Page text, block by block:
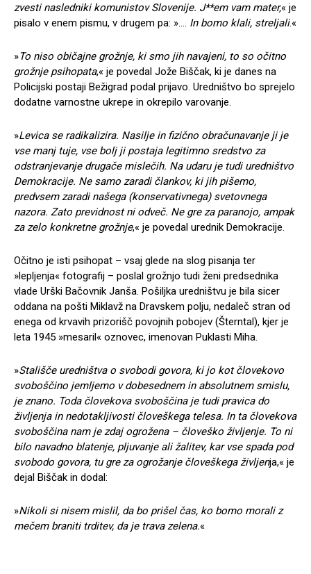
zvesti nasledniki komunistov Slovenije. J**em vam mater,« je
pisalo v enem pismu, v drugem pa: »…. In bomo klali, streljali.«
»To niso običajne grožnje, ki smo jih navajeni, to so očitno
grožnje psihopata,« je povedal Jože Biščak, ki je danes na
Policijski postaji Bežigrad podal prijavo. Uredništvo bo sprejelo
dodatne varnostne ukrepe in okrepilo varovanje.
»Levica se radikalizira. Nasilje in fizično obračunavanje ji je
vse manj tuje, vse bolj ji postaja legitimno sredstvo za
odstranjevanje drugače mislečih. Na udaru je tudi uredništvo
Demokracije. Ne samo zaradi člankov, ki jih pišemo,
predvsem zaradi našega (konservativnega) svetovnega
nazora. Zato previdnost ni odveč. Ne gre za paranojo, ampak
za zelo konkretne grožnje,« je povedal urednik Demokracije.
Očitno je isti psihopat – vsaj glede na slog pisanja ter
»lepljenja« fotografij – poslal grožnjo tudi ženi predsednika
vlade Urški Bačovnik Janša. Pošiljka uredništvu je bila sicer
oddana na pošti Miklavž na Dravskem polju, nedaleč stran od
enega od krvavih prizorišč povojnih pobojev (Šterntal), kjer je
leta 1945 »mesaril« oznovec, imenovan Puklasti Miha.
»Stališče uredništva o svobodi govora, ki jo kot človekovo
svoboščino jemljemo v dobesednem in absolutnem smislu,
je znano. Toda človekova svoboščina je tudi pravica do
življenja in nedotakljivosti človeškega telesa. In ta človekova
svoboščina nam je zdaj ogrožena – človeško življenje. To ni
bilo navadno blatenje, pljuvanje ali žalitev, kar vse spada pod
svobodo govora, tu gre za ogrožanje človeškega življenja,« je
dejal Biščak in dodal:
»Nikoli si nisem mislil, da bo prišel čas, ko bomo morali z
mečem braniti trditev, da je trava zelena.«